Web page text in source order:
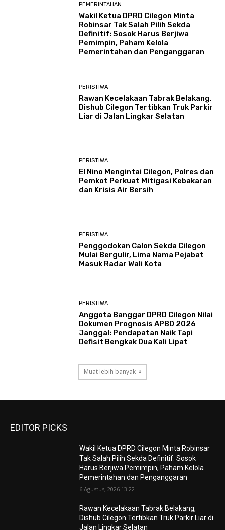
PEMERINTAHAN
Wakil Ketua DPRD Cilegon Minta
Robinsar Tak Salah Pilih Sekda
Definitif: Sosok Harus Berjiwa
Pemimpin, Paham Kelola
Pemerintahan dan Penganggaran
PERISTIWA
Rawan Kecelakaan Tabrak Belakang,
Dishub Cilegon Tertibkan Truk Parkir
Liar di Jalan Lingkar Selatan
PERISTIWA
El Nino Mengintai Cilegon, Polres dan
Pemkot Perkuat Mitigasi Kebakaran
dan Krisis Air Bersih
PERISTIWA
Penggodokan Calon Sekda Cilegon
Mulai Bergulir, Lima Nama Pejabat
Masuk Radar Wali Kota
PERISTIWA
Anggota Banggar DPRD Cilegon Nilai
Dokumen Prognosis APBD 2026
Janggal: Pendapatan Naik Tapi
Defisit Bengkak Dua Kali Lipat
Muat lebih banyak
EDITOR PICKS
Wakil Ketua DPRD Cilegon Minta Robinsar
Tak Salah Pilih Sekda Definitif: Sosok
Harus Berjiwa Pemimpin, Paham Kelola
Pemerintahan dan Penganggaran
6 Agustus, 2026 13:22
Rawan Kecelakaan Tabrak Belakang,
Dishub Cilegon Tertibkan Truk Parkir Liar di
Jalan Lingkar Selatan